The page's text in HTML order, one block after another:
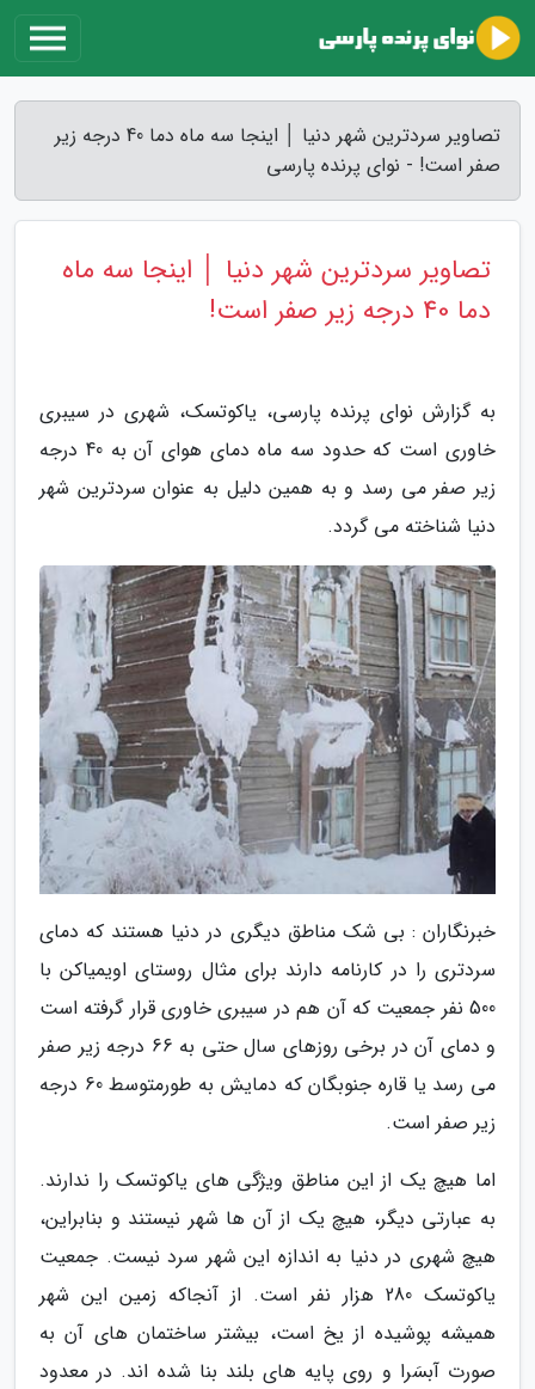
تصاویر سردترین شهر دنیا │ اینجا سه ماه دما 40 درجه زیر
صفر است! - نوای پرنده پارسی
تصاویر سردترین شهر دنیا │ اینجا سه ماه
دما 40 درجه زیر صفر است!
به گزارش نوای پرنده پارسی، یاکوتسک، شهری در سیبری
خاوری است که حدود سه ماه دمای هوای آن به 40 درجه
زیر صفر می رسد و به همین دلیل به عنوان سردترین شهر
دنیا شناخته می گردد.
خبرنگاران : بی شک مناطق دیگری در دنیا هستند که دمای
سردتری را در کارنامه دارند برای مثال روستای اویمیاکن با
500 نفر جمعیت که آن هم در سیبری خاوری قرار گرفته است
و دمای آن در برخی روزهای سال حتی به 66 درجه زیر صفر
می رسد یا قاره جنوبگان که دمایش به طورمتوسط 60 درجه
زیر صفر است.
اما هیچ یک از این مناطق ویژگی های یاکوتسک را ندارند.
به عبارتی دیگر، هیچ یک از آن ها شهر نیستند و بنابراین،
هیچ شهری در دنیا به اندازه این شهر سرد نیست. جمعیت
یاکوتسک 280 هزار نفر است. از آنجاکه زمین این شهر
همیشه پوشیده از یخ است، بیشتر ساختمان های آن به
صورت آبسَرا و روی پایه های بلند بنا شده اند. در معدود